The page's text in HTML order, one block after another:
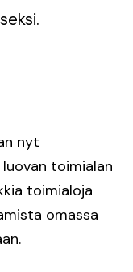
nyt
toimialan
toimialoja
omassa